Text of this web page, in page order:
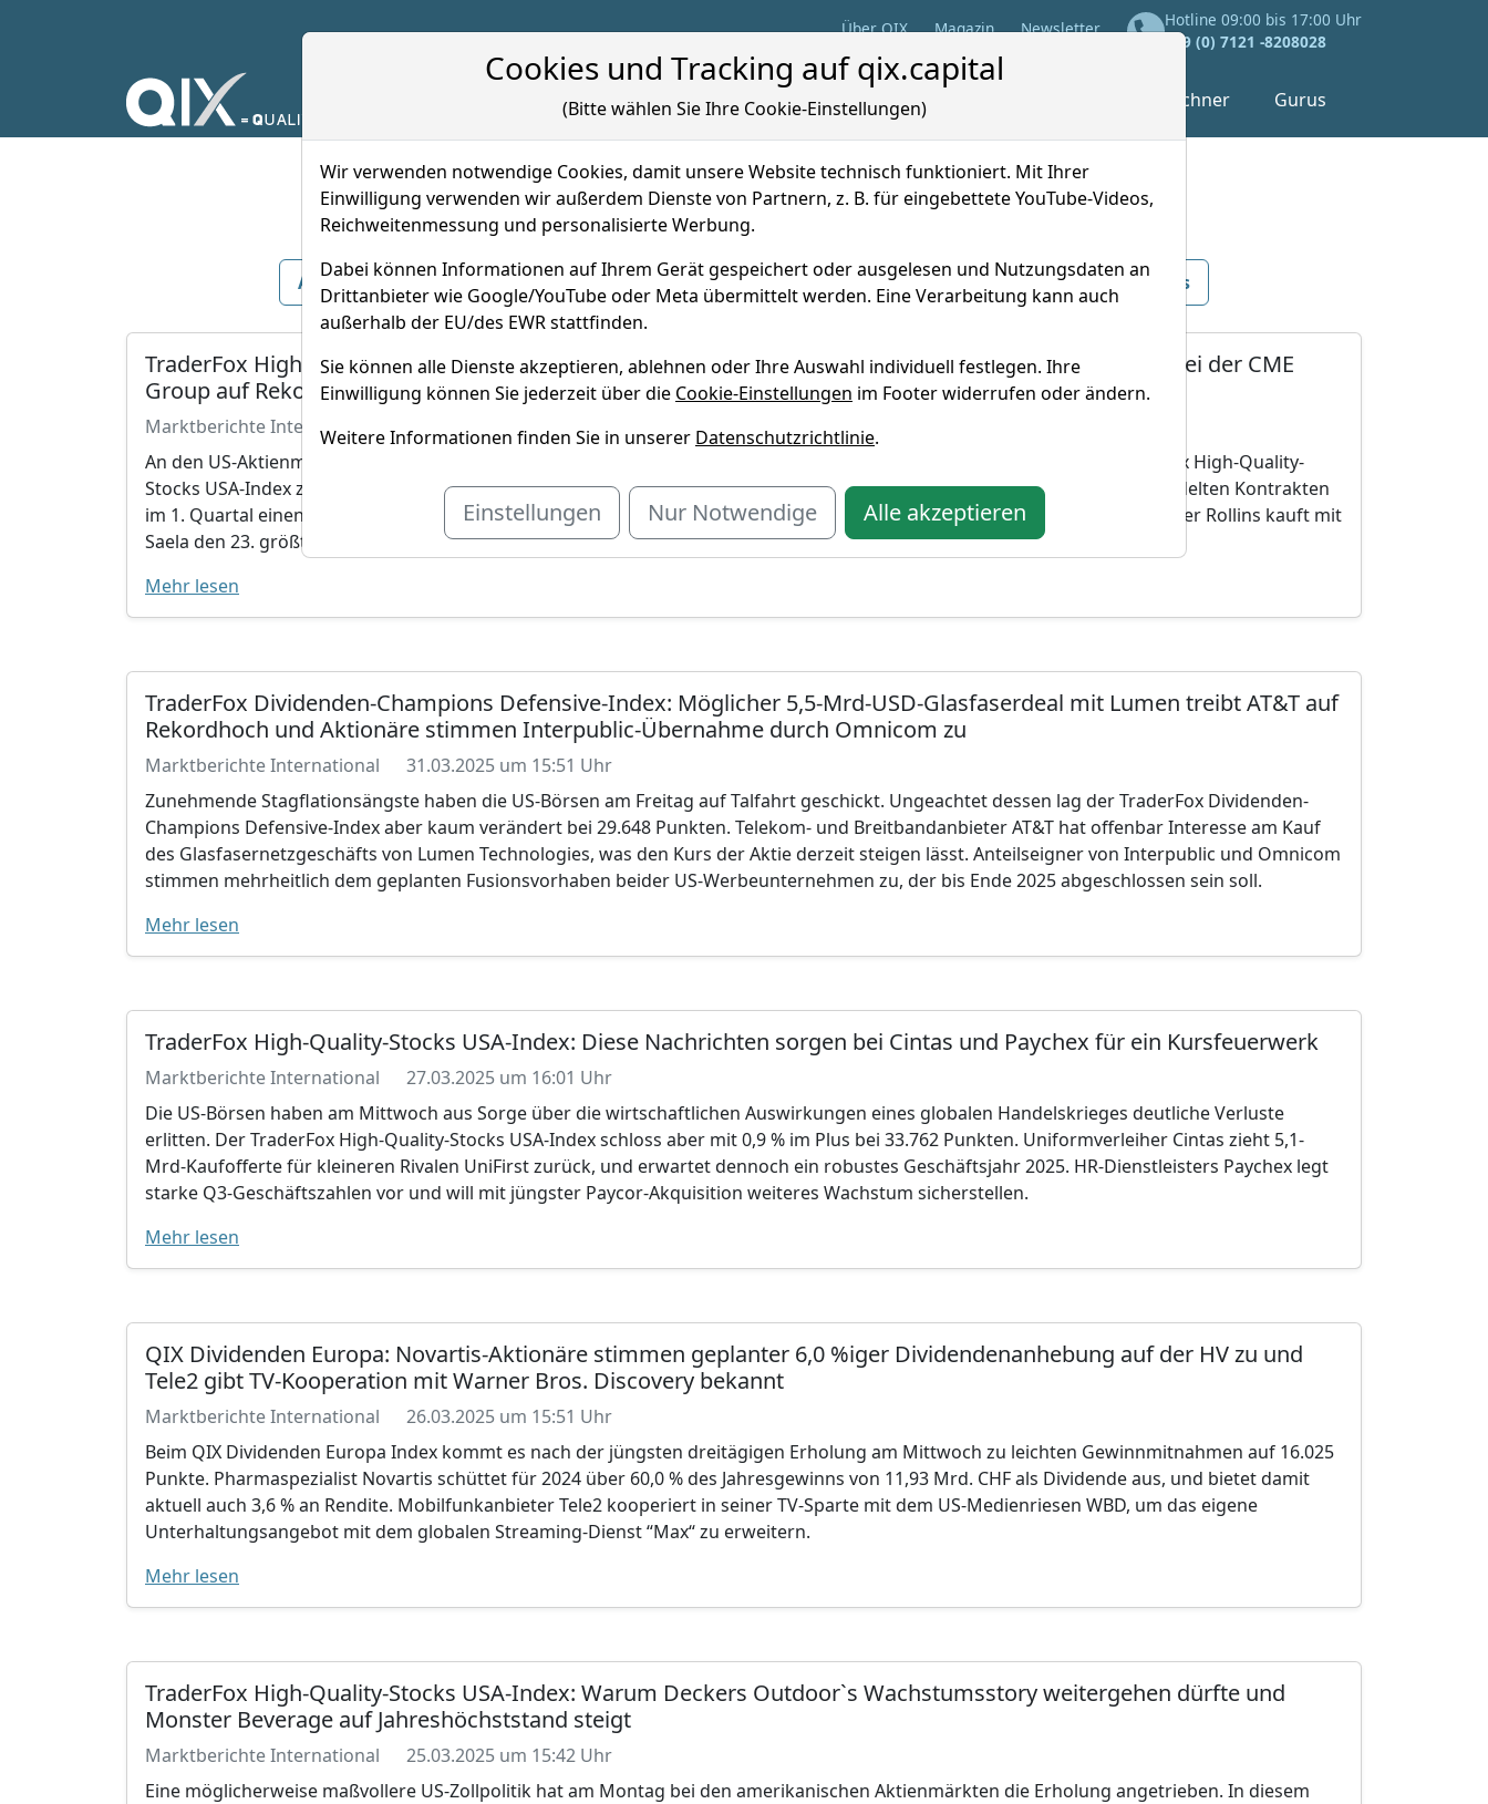
Über QIX Magazin Newsletter
Hotline 09:00 bis 17:00 Uhr
+49 (0) 7121 -8208028
Aktuelles Sparrechner Gurus
Aktuelles
Alle Marktberichte Deutschland Marktberichte International Index-Updates Aktuelles
TraderFox High-Quality-Stocks USA-Index: Hohe Börsenschwankungen treiben Q1-Handelsvolumen bei der CME
Group auf Rekorde und Rollins klettert dank Saela-Akquisition auf Allzeithoch
Marktberichte International
03.04.2025 um 15:50 Uhr
An den US-Aktienmärkten stiegen am Mittwoch trotz Handelskonflikt-Unsicherheiten wieder erste Käufer ein. Der TraderFox High-Quality-
Stocks USA-Index zog dabei auch leicht auf 34.230 Punkte an. Börsenbetreiber CME Group stellt mit 29,8 Mio. täglich gehandelten Kontrakten
im 1. Quartal einen ADV-Rekord auf, beflügelt von US-Zinsderivaten sowie boomenden Kryptoaktivitäten. Hygienedienstleister Rollins kauft mit
Saela den 23. größten Schädlingsbekämpfer Amerikas, und will damit seine Präsenz in wichtigen US-Regionen ausbauen.
Mehr lesen
TraderFox Dividenden-Champions Defensive-Index: Möglicher 5,5-Mrd-USD-Glasfaserdeal mit Lumen treibt AT&T auf
Rekordhoch und Aktionäre stimmen Interpublic-Übernahme durch Omnicom zu
Marktberichte International
31.03.2025 um 15:51 Uhr
Zunehmende Stagflationsängste haben die US-Börsen am Freitag auf Talfahrt geschickt. Ungeachtet dessen lag der TraderFox Dividenden-
Champions Defensive-Index aber kaum verändert bei 29.648 Punkten. Telekom- und Breitbandanbieter AT&T hat offenbar Interesse am Kauf
des Glasfasernetzgeschäfts von Lumen Technologies, was den Kurs der Aktie derzeit steigen lässt. Anteilseigner von Interpublic und Omnicom
stimmen mehrheitlich dem geplanten Fusionsvorhaben beider US-Werbeunternehmen zu, der bis Ende 2025 abgeschlossen sein soll.
Mehr lesen
TraderFox High-Quality-Stocks USA-Index: Diese Nachrichten sorgen bei Cintas und Paychex für ein Kursfeuerwerk
Marktberichte International
27.03.2025 um 16:01 Uhr
Die US-Börsen haben am Mittwoch aus Sorge über die wirtschaftlichen Auswirkungen eines globalen Handelskrieges deutliche Verluste
erlitten. Der TraderFox High-Quality-Stocks USA-Index schloss aber mit 0,9 % im Plus bei 33.762 Punkten. Uniformverleiher Cintas zieht 5,1-
Mrd-Kaufofferte für kleineren Rivalen UniFirst zurück, und erwartet dennoch ein robustes Geschäftsjahr 2025. HR-Dienstleisters Paychex legt
starke Q3-Geschäftszahlen vor und will mit jüngster Paycor-Akquisition weiteres Wachstum sicherstellen.
Mehr lesen
QIX Dividenden Europa: Novartis-Aktionäre stimmen geplanter 6,0 %iger Dividendenanhebung auf der HV zu und
Tele2 gibt TV-Kooperation mit Warner Bros. Discovery bekannt
Marktberichte International
26.03.2025 um 15:51 Uhr
Beim QIX Dividenden Europa Index kommt es nach der jüngsten dreitägigen Erholung am Mittwoch zu leichten Gewinnmitnahmen auf 16.025
Punkte. Pharmaspezialist Novartis schüttet für 2024 über 60,0 % des Jahresgewinns von 11,93 Mrd. CHF als Dividende aus, und bietet damit
aktuell auch 3,6 % an Rendite. Mobilfunkanbieter Tele2 kooperiert in seiner TV-Sparte mit dem US-Medienriesen WBD, um das eigene
Unterhaltungsangebot mit dem globalen Streaming-Dienst “Max“ zu erweitern.
Mehr lesen
TraderFox High-Quality-Stocks USA-Index: Warum Deckers Outdoor`s Wachstumsstory weitergehen dürfte und
Monster Beverage auf Jahreshöchststand steigt
Marktberichte International
25.03.2025 um 15:42 Uhr
Eine möglicherweise maßvollere US-Zollpolitik hat am Montag bei den amerikanischen Aktienmärkten die Erholung angetrieben. In diesem
Cookies und Tracking auf qix.capital
(Bitte wählen Sie Ihre Cookie-Einstellungen)
Wir verwenden notwendige Cookies, damit unsere Website technisch funktioniert. Mit Ihrer
Einwilligung verwenden wir außerdem Dienste von Partnern, z. B. für eingebettete YouTube-Videos,
Reichweitenmessung und personalisierte Werbung.
Dabei können Informationen auf Ihrem Gerät gespeichert oder ausgelesen und Nutzungsdaten an
Drittanbieter wie Google/YouTube oder Meta übermittelt werden. Eine Verarbeitung kann auch
außerhalb der EU/des EWR stattfinden.
Sie können alle Dienste akzeptieren, ablehnen oder Ihre Auswahl individuell festlegen. Ihre
Einwilligung können Sie jederzeit über die Cookie-Einstellungen im Footer widerrufen oder ändern.
Weitere Informationen finden Sie in unserer Datenschutzrichtlinie.
Einstellungen Nur Notwendige Alle akzeptieren